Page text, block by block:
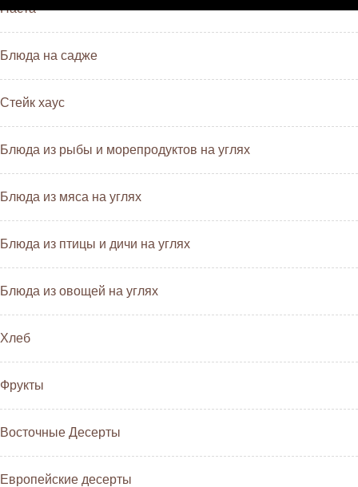
Паста
Блюда на садже
Стейк хаус
Блюда из рыбы и морепродуктов на углях
Блюда из мяса на углях
Блюда из птицы и дичи на углях
Блюда из овощей на углях
Хлеб
Фрукты
Восточные Десерты
Европейские десерты